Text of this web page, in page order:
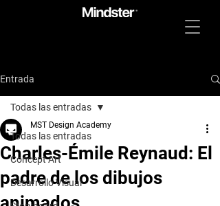
Entrada
Todas las entradas
Concept Art
Desarrollo Visual
Todas las entradas
Charles-Émile Reynaud: El
padre de los dibujos
MST Design Academy